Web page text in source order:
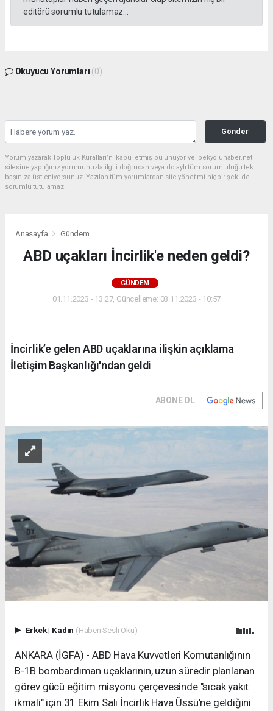
editörü sorumlu tutulamaz...
Okuyucu Yorumları (0)
Gönder
Yorum yazarak Topluluk Kuralları’nı kabul etmiş bulunuyor ve ipekyoluhaber.net
sitesine yaptığınız yorumunuzla ilgili doğrudan veya dolaylı tüm sorumluluğu tek
başınıza üstleniyorsunuz. Yazılan tüm yorumlardan site yönetimi hiçbir şekilde
sorumlu tutulamaz.
Anasayfa Gündem
ABD uçakları İncirlik'e neden geldi?
GÜNDEM
01.11.2023 - 13:27, Güncelleme: 03.11.2023 - 10:57
İncirlik’e gelen ABD uçaklarına ilişkin açıklama
İletişim Başkanlığı'ndan geldi
ABONE OL
Erkek| Kadın (Haberi Sesli Oku)
ANKARA (İGFA) - ABD Hava Kuvvetleri Komutanlığının
B-1B bombardıman uçaklarının, uzun süredir planlanan
görev gücü eğitim misyonu çerçevesinde "sıcak yakıt
ikmali" için 31 Ekim Salı İncirlik Hava Üssü'ne geldiğini